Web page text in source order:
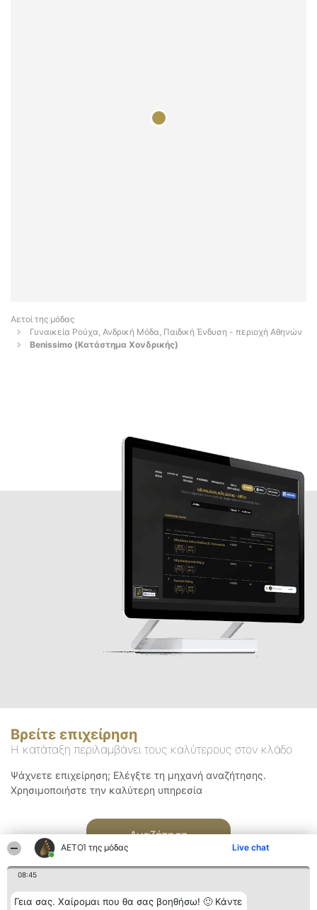
ΑΕΤΟΊ της μόδας Live chat
08:45
Γεια σας. Χαίρομαι που θα σας βοηθήσω! 🙂 Κάντε
Αετοί της μόδας
Γυναικεία Ρούχα, Ανδρική Μόδα, Παιδική Ένδυση - περιοχή Αθηνών
Benissimo (Κατάστημα Χονδρικής)
Βρείτε επιχείρηση
Η κατάταξη περιλαμβάνει τους καλύτερους στον κλάδο
Ψάχνετε επιχείρηση; Ελέγξτε τη μηχανή αναζήτησης.
Χρησιμοποιήστε την καλύτερη υπηρεσία
Αναζήτηση